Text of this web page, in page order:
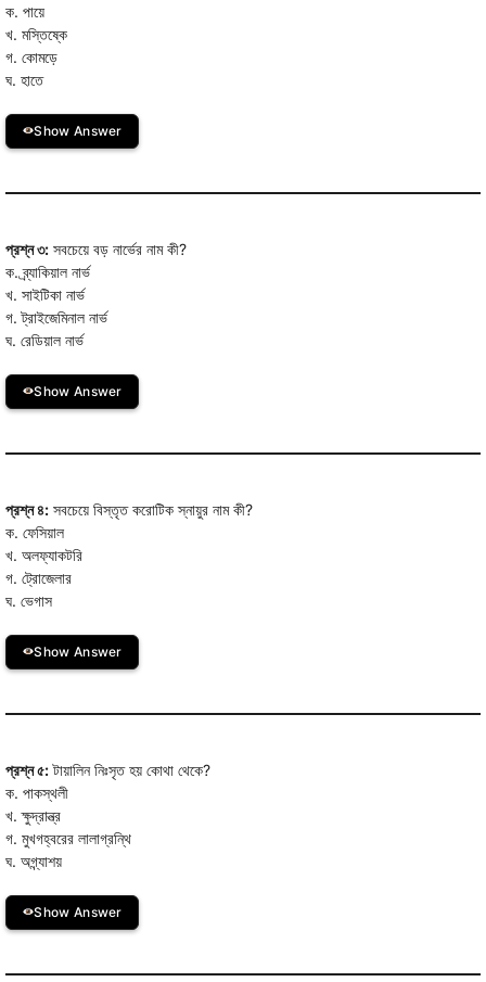
ক. পায়ে
খ. মস্তিষ্কে
গ. কোমড়ে
ঘ. হাতে
Show Answer
প্রশ্ন ৩: সবচেয়ে বড় নার্ভের নাম কী?
ক. ব্র্যাকিয়াল নার্ভ
খ. সাইটিকা নার্ভ
গ. ট্রাইজেমিনাল নার্ভ
ঘ. রেডিয়াল নার্ভ
Show Answer
প্রশ্ন ৪: সবচেয়ে বিস্তৃত করোটিক স্নায়ুর নাম কী?
ক. ফেসিয়াল
খ. অলফ্যাকটরি
গ. ট্রোজেলার
ঘ. ভেগাস
Show Answer
প্রশ্ন ৫:টায়ালিন নিঃসৃত হয় কোথা থেকে?
ক. পাকস্থলী
খ. ক্ষুদ্রান্ত্র
গ. মুখগহ্বরের লালাগ্রন্থি
ঘ. অগ্ন্যাশয়
Show Answer